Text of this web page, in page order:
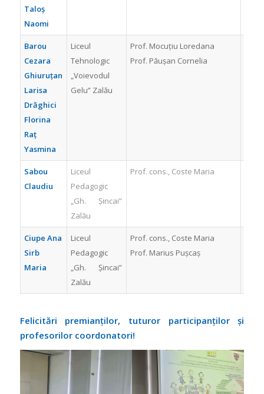
Taloş
Naomi
Barou
Cezara
Ghiuruțan
Larisa
Drăghici
Florina
Raț
Yasmina
Liceul
Tehnologic
„Voievodul
Gelu” Zalău
Prof. Mocuțiu Loredana
Prof. Păușan Cornelia
Sabou
Claudiu
Liceul
Pedagogic
„Gh. Șincai”
Zalău
Prof. cons., Coste Maria
Ciupe Ana
Sirb
Maria
Liceul
Pedagogic
„Gh. Șincai”
Zalău
Prof. cons., Coste Maria
Prof. Marius Pușcaș
Felicitări premianților, tuturor participanților și
profesorilor coordonatori!